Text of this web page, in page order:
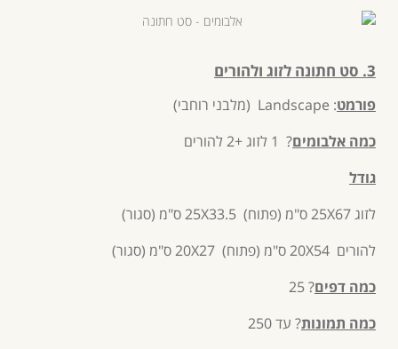
3. סט חתונה לזוג ולהורים
פורמט: Landscape (מלבני רוחבי)
כמה אלבומים? 1 לזוג +2 להורים
גודל
לזוג 25X67 ס"מ (פתוח) 25X33.5 ס"מ (סגור)
להורים 20X54 ס"מ (פתוח) 20X27 ס"מ (סגור)
כמה דפים? 25
כמה תמונות? עד 250